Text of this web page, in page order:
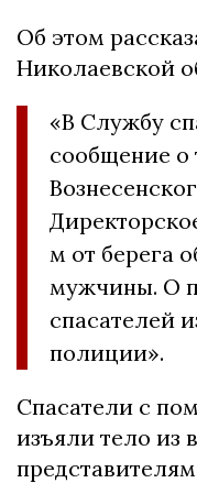
Об этом
Николаевской
«В Службу
сообщение о
м от берега
мужчины. О
спасателей
полиции».
Спасатели с
изъяли тело из